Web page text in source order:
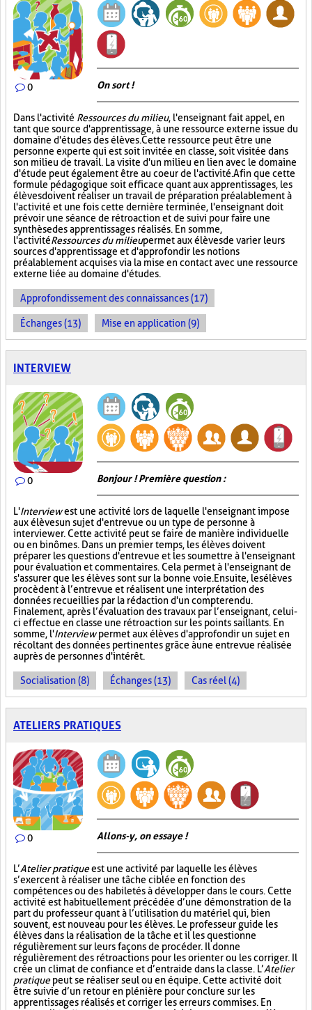
0 On sort !
Dans l'activité Ressources du milieu, l'enseignant fait appel, en
tant que source d'apprentissage, à une ressource externe issue du
domaine d'études des élèves. Cette ressource peut être une
personne experte qui est soit invitée en classe, soit visitée dans
son milieu de travail. La visite d'un milieu en lien avec le domaine
d'étude peut également être au coeur de l'activité. Afin que cette
formule pédagogique soit efficace quant aux apprentissages, les
élèves doivent réaliser un travail de préparation préalablement à
l'activité et une fois cette dernière terminée, l'enseignant doit
prévoir une séance de rétroaction et de suivi pour faire une
synthèse des apprentissages réalisés. En somme,
l'activitéRessources du milieupermet aux élèves de varier leurs
sources d'apprentissage et d'approfondir les notions
préalablement acquises via la mise en contact avec une ressource
externe liée au domaine d'études.
Approfondissement des connaissances (17)
Échanges (13) Mise en application (9)
INTERVIEW
0 Bonjour ! Première question :
L'Interviewest une activité lors de laquelle l'enseignant impose
aux élèves un sujet d'entrevue ou un type de personne à
interviewer. Cette activité peut se faire de manière individuelle
ou en binômes. Dans un premier temps, les élèves doivent
préparer les questions d'entrevue et les soumettre à l'enseignant
pour évaluation et commentaires. Cela permet à l'enseignant de
s'assurer que les élèves sont sur la bonne voie. Ensuite, les élèves
procèdent à l’entrevue et réalisent une interprétation des
données recueillies par la rédaction d'un compte rendu.
Finalement, après l’évaluation des travaux par l’enseignant, celui-
ci effectue en classe une rétroaction sur les points saillants. En
somme, l'Interviewpermet aux élèves d'approfondir un sujet en
récoltant des données pertinentes grâce à une entrevue réalisée
auprès de personnes d'intérêt.
Socialisation (8) Échanges (13) Cas réel (4)
ATELIERS PRATIQUES
0 Allons-y, on essaye !
L’Atelier pratiqueest une activité par laquelle les élèves
s’exercent à réaliser une tâche ciblée en fonction des
compétences ou des habiletés à développer dans le cours. Cette
activité est habituellement précédée d’une démonstration de la
part du professeur quant à l’utilisation du matériel qui, bien
souvent, est nouveau pour les élèves. Le professeur guide les
élèves dans la réalisation de la tâche et il les questionne
régulièrement sur leurs façons de procéder. Il donne
régulièrement des rétroactions pour les orienter ou les corriger. Il
crée un climat de confiance et d’entraide dans la classe. L’Atelier
pratiquepeut se réaliser seul ou en équipe. Cette activité doit
être suivie d’un retour en plénière pour conclure sur les
apprentissages réalisés et corriger les erreurs commises. En